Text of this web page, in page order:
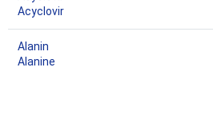
Acyclovir
Alanin
Alanine